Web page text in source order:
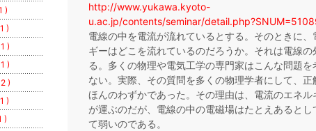
http://www.yukawa.kyoto-
u.ac.jp/contents/seminar/
電線の中を電流が流れているとする。そのときに、
ギーはどこを流れているのだろうか。それは電線の
る。多くの物理や電気工学の専門家はこんな問題を
ない。実際、その質問を多くの物理学者にして、正
ほんのわずかであった。その理由は、電流のエネル
が運ぶのだが、電線の中の電磁場はたとえあるとし
て弱いのである。
)
)
)
)
)
)
)